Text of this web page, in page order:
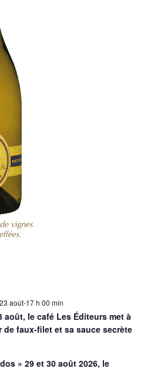
23 août-17 h 00 min
août, le café Les Éditeurs met à
de faux-filet et sa sauce secrète
» 29 et 30 août 2026, le